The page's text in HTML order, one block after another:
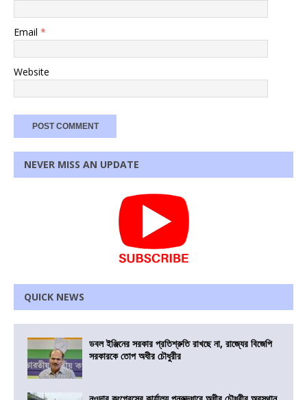
Email *
Website
NEVER MISS AN UPDATE
QUICK NEWS
ডবল ইঞ্জিনের সরকার প্রতিশ্রুতি রাখছে না, রাজ্যের বিজেপি
সরকারকে তোপ অধীর চৌধুরীর